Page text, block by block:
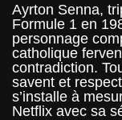
Ayrton Senna,
Formule 1 en
personnage
catholique
contradiction.
savent et
s’installe à
Netflix avec sa